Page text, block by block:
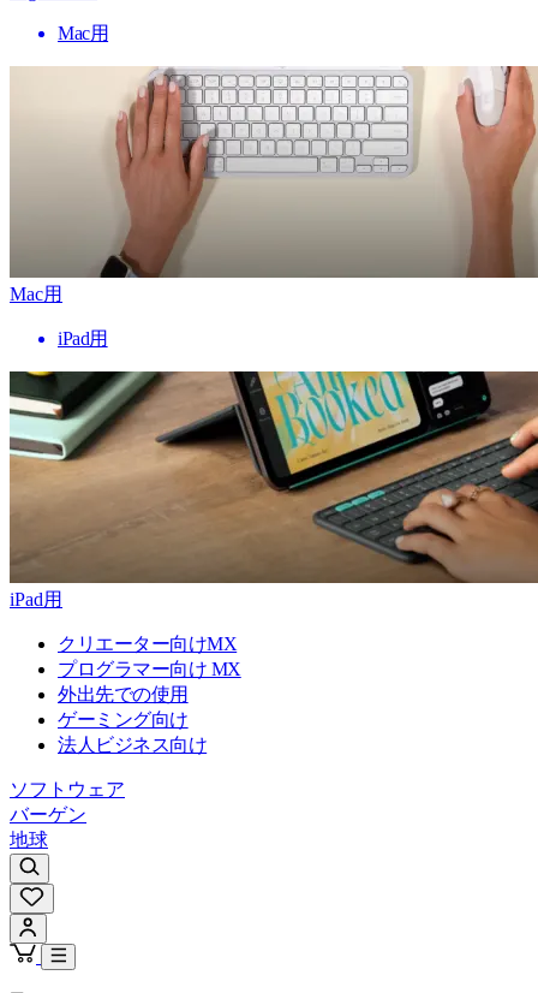
Mac用
Mac用
iPad用
iPad用
クリエーター向けMX
プログラマー向け MX
外出先での使用
ゲーミング向け
法人ビジネス向け
ソフトウェア
バーゲン
地球